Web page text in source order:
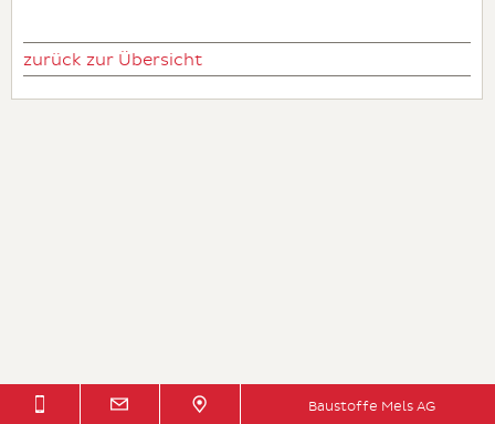
zurück zur Übersicht
Baustoffe Mels AG